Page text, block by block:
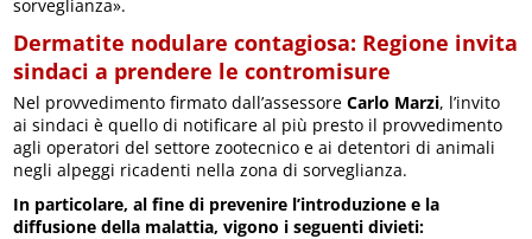
sorveglianza».
Dermatite nodulare contagiosa: Regione invita
sindaci a prendere le contromisure
Nel provvedimento firmato dall’assessoreCarlo Marzi, l’invito
ai sindaci è quello di notificare al più presto il provvedimento
agli operatori del settore zootecnico e ai detentori di animali
negli alpeggi ricadenti nella zona di sorveglianza.
In particolare, al fine di prevenire l’introduzione e la
diffusione della malattia, vigono i seguenti divieti: